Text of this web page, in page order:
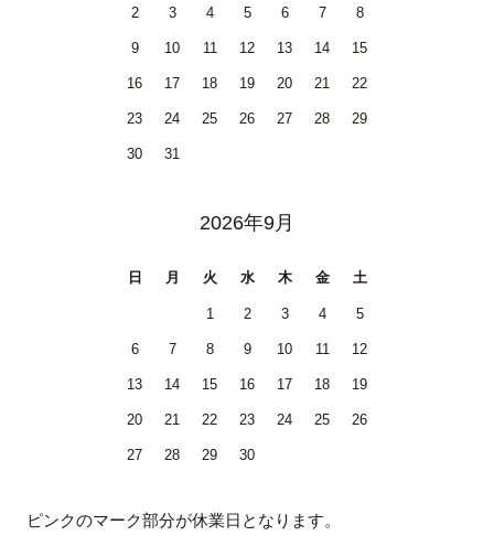
2 3 4 5 6 7 8
9 10 11 12 13 14 15
16 17 18 19 20 21 22
23 24 25 26 27 28 29
30 31
2026年9月
日 月 火 水 木 金 土
1 2 3 4 5
6 7 8 9 10 11 12
13 14 15 16 17 18 19
20 21 22 23 24 25 26
27 28 29 30
ピンクのマーク部分が休業日となります。